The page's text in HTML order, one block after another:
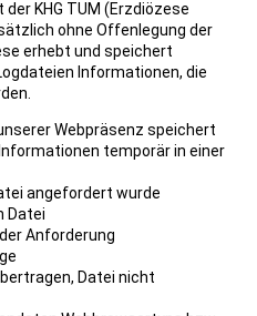
KHG TUM (Erzdiözese
ohne Offenlegung der
erhebt und speichert
Informationen, die
Webpräsenz speichert
temporär in einer
angefordert wurde
Datei
Anforderung
Datei nicht